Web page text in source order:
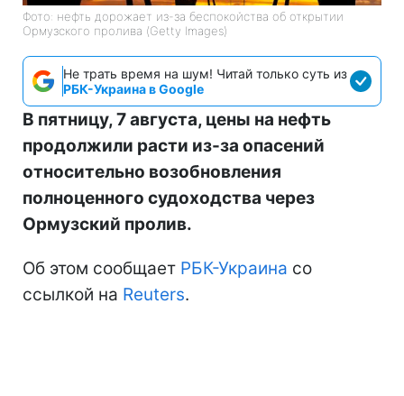
Фото: нефть дорожает из-за беспокойства об открытии
Ормузского пролива (Getty Images)
Не трать время на шум! Читай только суть из
РБК-Украина в Google
В пятницу, 7 августа, цены на нефть
продолжили расти из-за опасений
относительно возобновления
полноценного судоходства через
Ормузский пролив.
Об этом сообщает РБК-Украина со
ссылкой на Reuters.